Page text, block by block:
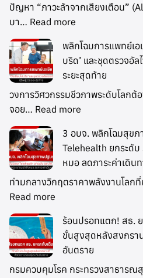
ปัญหา “ภาวะล้าจากเสียงเตือน”
บา… Read more
พลิกโฉมการแพทย์เอ
บริด’ และชุดตรวจอั
ระยะสุดท้าย
วงการวิศวกรรมชีวภาพระดับโลกต้
จอย… Read more
3 อบจ. พลิกโฉมสุข
Telehealth ยกระดับ
หมอ ลดภาระค่าเดิน
ท่ามกลางวิกฤตราคาพลังงานโลก
Read more
ร้อนปรอทแตก! สธ. ย
ขั้นสูงสุดหลังสงกรา
อันตราย
กรมควบคุมโรค กระทรวงสาธารณ